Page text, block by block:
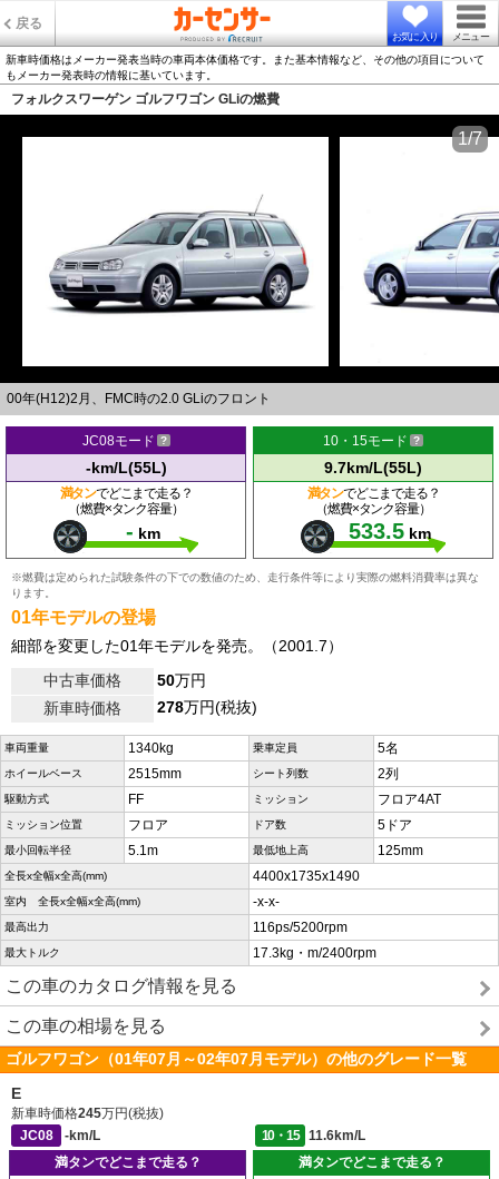
戻る
お気に入り メニュー
新車時価格はメーカー発表当時の車両本体価格です。また基本情報など、その他の項目について
もメーカー発表時の情報に基いています。
フォルクスワーゲン ゴルフワゴン GLiの燃費
00年(H12)2月、FMC時の2.0 GLiのフロント
1/7
JC08モード
-km/L(55L)
満タンでどこまで走る？
（燃費×タンク容量）
- km
10・15モード
9.7km/L(55L)
満タンでどこまで走る？
（燃費×タンク容量）
533.5 km
※燃費は定められた試験条件の下での数値のため、走行条件等により実際の燃料消費率は異な
ります。
01年モデルの登場
細部を変更した01年モデルを発売。（2001.7）
中古車価格
50万円
新車時価格
278万円(税抜)
車両重量 1340kg 乗車定員 5名
ホイールベース 2515mm シート列数 2列
駆動方式 FF ミッション フロア4AT
ミッション位置 フロア ドア数 5ドア
最小回転半径 5.1m 最低地上高 125mm
全長x全幅x全高(mm) 4400x1735x1490
室内 全長x全幅x全高(mm) -x-x-
最高出力 116ps/5200rpm
最大トルク 17.3kg・m/2400rpm
この車のカタログ情報を見る
この車の相場を見る
ゴルフワゴン（01年07月～02年07月モデル）の他のグレード一覧
E
新車時価格245万円(税抜)
JC08
-km/L 10・15
11.6km/L
満タンでどこまで走る？
満タンでどこまで走る？